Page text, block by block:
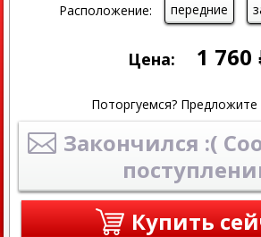
Расположение: передние
Цена: 1 760
Поторгуемся? Предложите
Закончился :(
Купить